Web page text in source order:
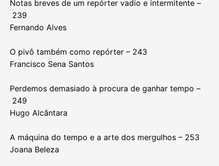
Notas breves de um repórter vadio e intermitente –
239
Fernando Alves
O pivô também como repórter – 243
Francisco Sena Santos
Perdemos demasiado à procura de ganhar tempo –
249
Hugo Alcântara
A máquina do tempo e a arte dos mergulhos – 253
Joana Beleza